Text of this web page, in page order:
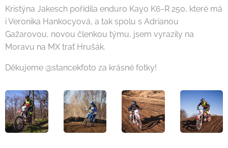
Kristýna Jakesch pořídila enduro Kayo K6-R 250, které má
i Veronika Hankocyová, a tak spolu s Adrianou
Gažarovou, novou členkou týmu, jsem vyrazily na
Moravu na MX trať Hrušák.
Děkujeme @stancekfoto za krásné fotky!